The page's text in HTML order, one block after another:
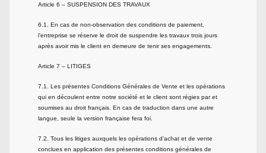
Article 6 – SUSPENSION DES TRAVAUX
6.1. En cas de non-observation des conditions de paiement,
l’entreprise se réserve le droit de suspendre les travaux trois jours
après avoir mis le client en demeure de tenir ses engagements.
Article 7 – LITIGES
7.1. Les présentes Conditions Générales de Vente et les opérations
qui en découlent entre notre société et le client sont régies par et
soumises au droit français. En cas de traduction dans une autre
langue, seule la version française fera foi.
7.2. Tous les litiges auxquels les opérations d’achat et de vente
conclues en application des présentes conditions générales de